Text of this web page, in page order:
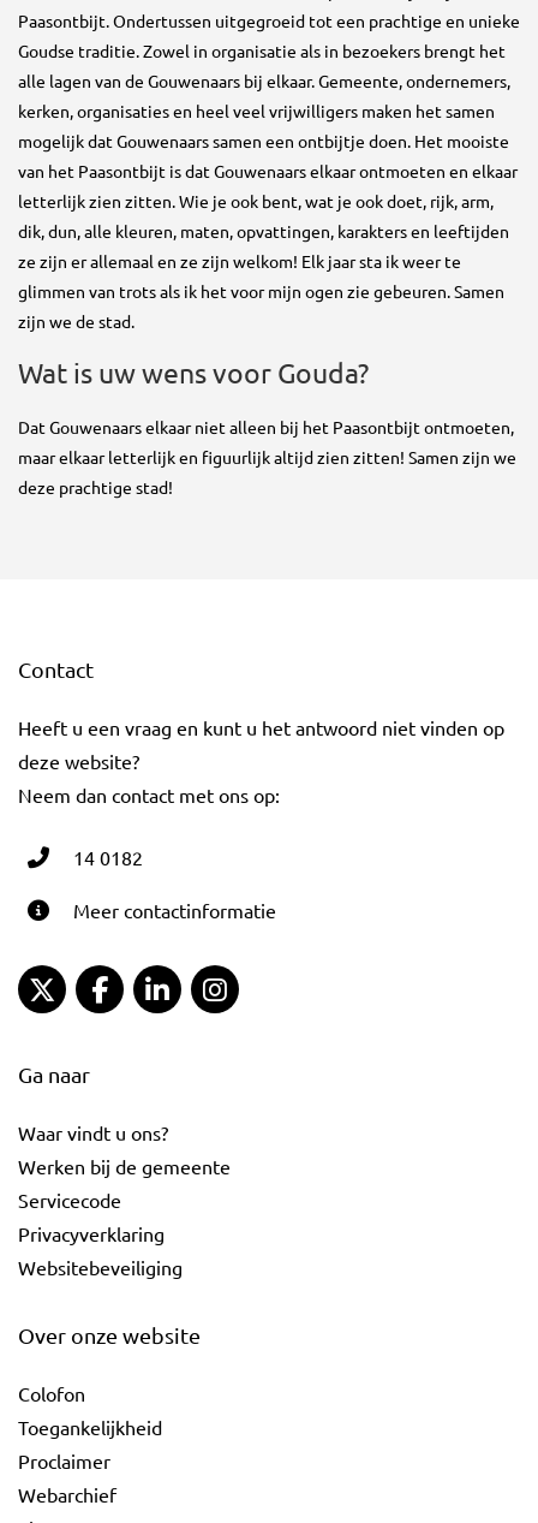
Paasontbijt. Ondertussen uitgegroeid tot een prachtige en unieke
Goudse traditie. Zowel in organisatie als in bezoekers brengt het
alle lagen van de Gouwenaars bij elkaar. Gemeente, ondernemers,
kerken, organisaties en heel veel vrijwilligers maken het samen
mogelijk dat Gouwenaars samen een ontbijtje doen. Het mooiste
van het Paasontbijt is dat Gouwenaars elkaar ontmoeten en elkaar
letterlijk zien zitten. Wie je ook bent, wat je ook doet, rijk, arm,
dik, dun, alle kleuren, maten, opvattingen, karakters en leeftijden
ze zijn er allemaal en ze zijn welkom! Elk jaar sta ik weer te
glimmen van trots als ik het voor mijn ogen zie gebeuren. Samen
zijn we de stad.
Wat is uw wens voor Gouda?
Dat Gouwenaars elkaar niet alleen bij het Paasontbijt ontmoeten,
maar elkaar letterlijk en figuurlijk altijd zien zitten! Samen zijn we
deze prachtige stad!
Contact
Heeft u een vraag en kunt u het antwoord niet vinden op
deze website?
Neem dan contact met ons op:
14 0182
Meer contactinformatie
Gemeente Gouda Twitter
Gemeente Gouda Facebook
Gemeente Gouda LinkedIn
Ga naar
Waar vindt u ons?
Werken bij de gemeente
Servicecode
Privacyverklaring
Websitebeveiliging
Over onze website
Colofon
Toegankelijkheid
Proclaimer
Webarchief